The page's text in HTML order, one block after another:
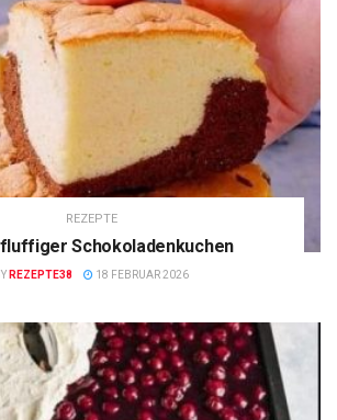
REZEPTE
Schokoladenkuchen
REZEPTE38 18 FEBRUAR 2026